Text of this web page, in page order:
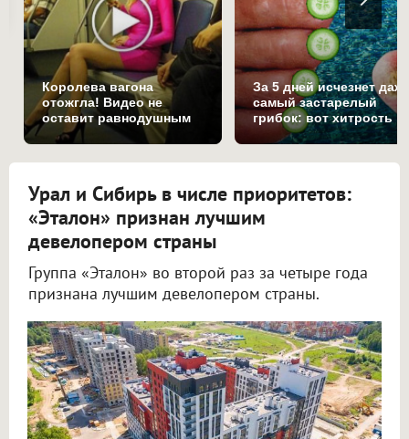
Королева вагона
отожгла! Видео не
оставит равнодушным
За 5 дней исчезнет
самый застарелый
грибок: вот хитрость
Урал и Сибирь в числе приоритетов:
«Эталон» признан лучшим
девелопером страны
Группа «Эталон» во второй раз за четыре года
признана лучшим девелопером страны.